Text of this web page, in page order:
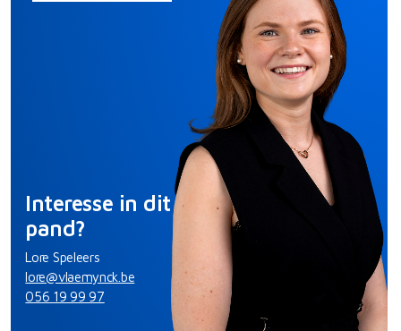
Interesse in dit
pand?
Lore Speleers
lore@vlaemynck.be
056 19 99 97